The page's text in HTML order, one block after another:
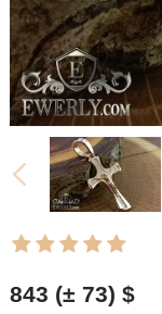
843 (± 73) $